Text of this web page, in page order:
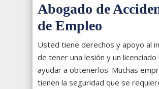
Abogado de
de Empleo
Usted tiene derechos y apoyo al
de tener una lesión y un licenciado
ayudar a obtenerlos. Muchas
tienen la seguridad que se